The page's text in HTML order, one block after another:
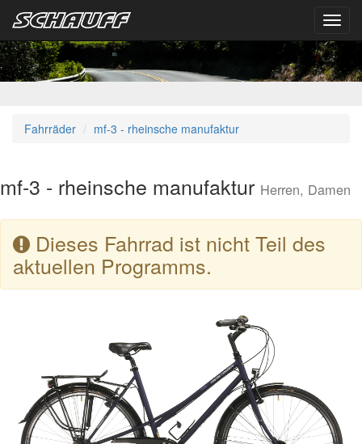
Fahrräder mf-3 - rheinsche manufaktur
mf-3 - rheinsche manufaktur Herren, Damen
Dieses Fahrrad ist nicht Teil des
aktuellen Programms.